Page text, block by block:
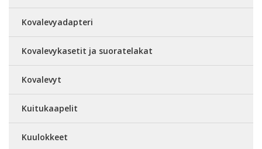
Kovalevyadapteri
Kovalevykasetit ja suoratelakat
Kovalevyt
Kuitukaapelit
Kuulokkeet